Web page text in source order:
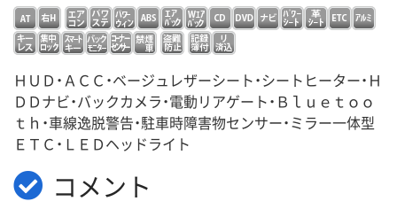
ＨＵＤ・ＡＣＣ・ベージュレザーシート・シートヒーター・Ｈ
ＤＤナビ・バックカメラ・電動リアゲート・Ｂｌｕｅｔｏｏ
ｔｈ・車線逸脱警告・駐車時障害物センサー・ミラー一体型
ＥＴＣ・ＬＥＤヘッドライト
コメント